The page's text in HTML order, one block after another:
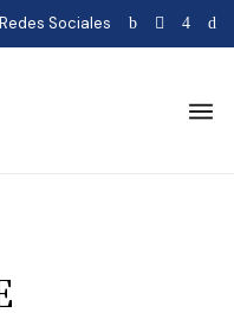
Redes Sociales